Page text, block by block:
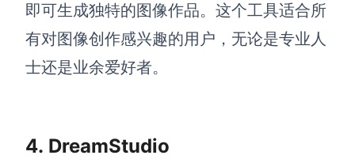
即可生成独特的图像作品。这个工具适合所
有对图像创作感兴趣的用户，无论是专业人
士还是业余爱好者。
4. DreamStudio